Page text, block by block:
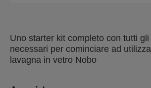
Uno starter kit completo con tutti
necessari per cominciare ad
lavagna in vetro Nobo